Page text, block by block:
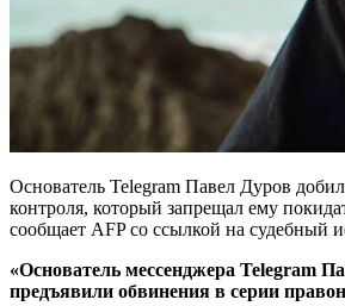
Оcнователь Telegram Павел Дуров
контроля, который запрещал ему
сообщает AFP со ссылкой на судебный
«Основатель мессенджера Telegram
предъявили обвинения в серии